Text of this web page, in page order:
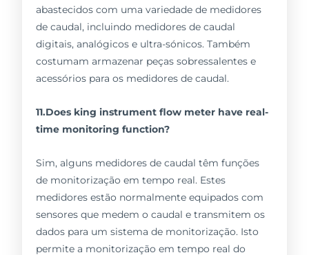
abastecidos com uma variedade de medidores
de caudal, incluindo medidores de caudal
digitais, analógicos e ultra-sónicos. Também
costumam armazenar peças sobressalentes e
acessórios para os medidores de caudal.
11.Does king instrument flow meter have real-
time monitoring function?
Sim, alguns medidores de caudal têm funções
de monitorização em tempo real. Estes
medidores estão normalmente equipados com
sensores que medem o caudal e transmitem os
dados para um sistema de monitorização. Isto
permite a monitorização em tempo real do